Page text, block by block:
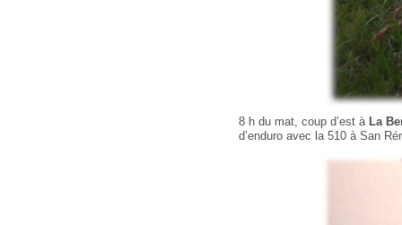
8 h du mat, coup d’est à La
d’enduro avec la 510 à San